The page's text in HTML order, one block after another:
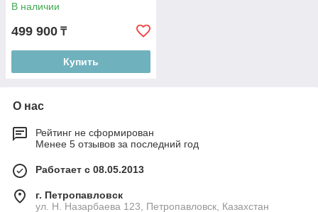
В наличии
499 900 ₸
Купить
О нас
Рейтинг не сформирован
Менее 5 отзывов за последний год
Работает с 08.05.2013
г. Петропавловск
ул. Н. Назарбаева 123, Петропавловск, Казахстан